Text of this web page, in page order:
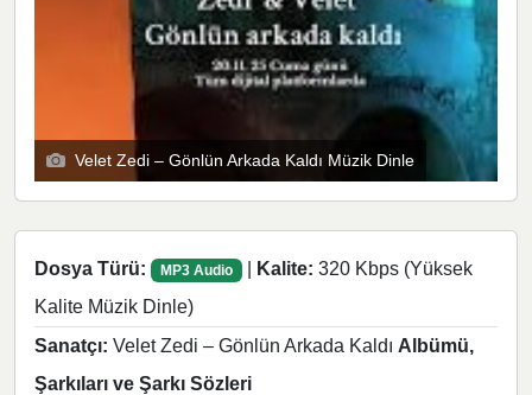
Velet Zedi – Gönlün Arkada Kaldı Müzik Dinle
Dosya Türü: MP3 Audio | Kalite: 320 Kbps (Yüksek
Kalite Müzik Dinle)
Sanatçı: Velet Zedi – Gönlün Arkada Kaldı Albümü,
Şarkıları ve Şarkı Sözleri